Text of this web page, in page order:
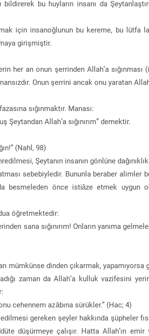
bu huyların insanı da
için insanoğlunun bu kereme, bu lütfa
girişmiştir.
her an onun şerrinden Allah’a sığınması
Onun şerrini ancak onu yaratan
sığınmaktır. Manası:
Şeytandan Allah’a sığınırım” demektir.
(Nahl, 98)
Şeytanın insanın gönlüne
sebebiyledir. Bununla beraber alimler
besmeleden önce istiâze etmek uygun
öğretmektedir:
sana sığınırım! Onların yanıma
mümkünse dinden çıkarmak, yapamıyorsa
zaman da Allah’a kulluk vazifesini
cehennem azâbına sürükler.” (Hac; 4)
gereken şeyler hakkında şüpheler
düşürmeye çalışır. Hatta Allah’ın emir